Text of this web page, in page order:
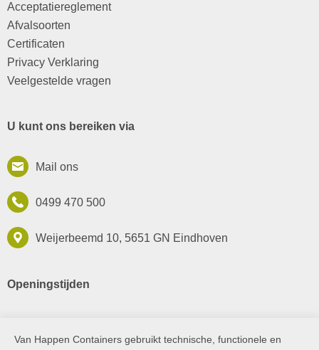
Cookie melding
Van Happen Containers gebruikt technische, functionele en
Acceptatiereglement
Afvalsoorten
Certificaten
Privacy Verklaring
Veelgestelde vragen
U kunt ons bereiken via
Mail ons
0499 470 500
Weijerbeemd 10, 5651 GN Eindhoven
Openingstijden
7:00 tot 18:00 uur